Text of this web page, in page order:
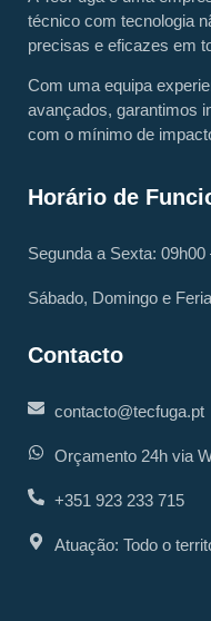
técnico com tecnologia
precisas e eficazes em
Com uma equipa
avançados, garantimos
com o mínimo de
Horário de
Segunda a Sexta: 09h00
Sábado, Domingo e
Contacto
contacto@tecfuga.pt
Orçamento 24h via
+351 923 233 715
Atuação: Todo o